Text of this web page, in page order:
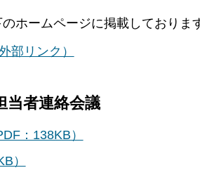
ホームページに掲載しておりま
部リンク）
当者連絡会議
：138KB）
）